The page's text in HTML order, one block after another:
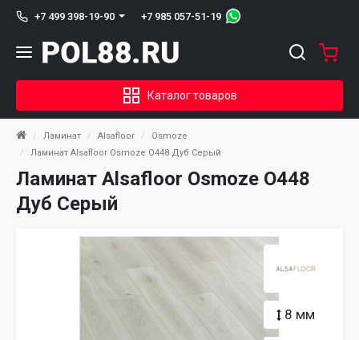
+7 499 398-19-90 +7 985 057-51-19
Каталог товаров
Ламинат Alsafloor
Osmoze
Ламинат Alsafloor Osmoze O448 Дуб Серый
Ламинат Alsafloor Osmoze O448
Дуб Серый
8 мм